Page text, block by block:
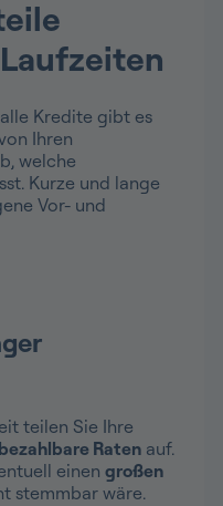
Kredite gibt es
Ihren
welche
Kurze und lange
Vor- und
teilen Sie Ihre
Raten auf.
einen großen
stemmbar wäre.